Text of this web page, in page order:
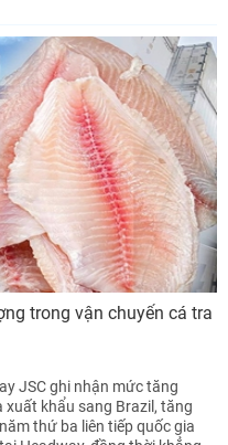
trong vận chuyển cá tra
JSC ghi nhận mức tăng
khẩu sang Brazil, tăng
thứ ba liên tiếp quốc gia